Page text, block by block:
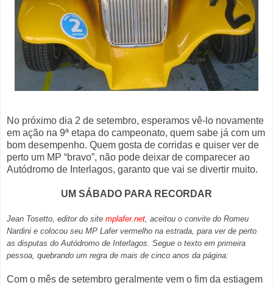
No próximo dia 2 de setembro, esperamos vê-lo novamente
em ação na 9ª etapa do campeonato, quem sabe já com um
bom desempenho. Quem gosta de corridas e quiser ver de
perto um MP “bravo”, não pode deixar de comparecer ao
Autódromo de Interlagos, garanto que vai se divertir muito.
UM SÁBADO PARA RECORDAR
Jean Tosetto, editor do site mplafer.net , aceitou o convite do Romeu
Nardini e colocou seu MP Lafer vermelho na estrada, para ver de perto
as disputas do Autódromo de Interlagos. Segue o texto em primeira
pessoa, quebrando um regra de mais de cinco anos da página:
Com o mês de setembro geralmente vem o fim da estiagem